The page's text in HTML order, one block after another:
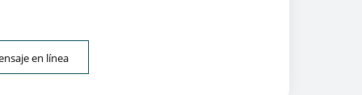
en línea